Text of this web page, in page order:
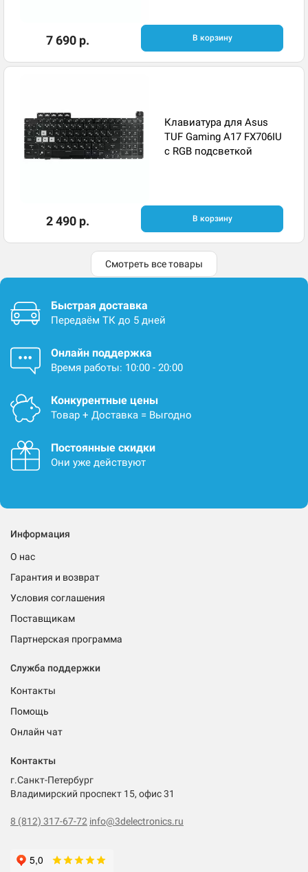
7 690 р. В корзину
Клавиатура для Asus
TUF Gaming A17 FX706IU
с RGB подсветкой
2 490 р. В корзину
Смотреть все товары
Быстрая доставка
Передаём ТК до 5 дней
Онлайн поддержка
Время работы: 10:00 - 20:00
Конкурентные цены
Товар + Доставка = Выгодно
Постоянные скидки
Они уже действуют
Информация
О нас
Гарантия и возврат
Условия соглашения
Поставщикам
Партнерская программа
Служба поддержки
Контакты
Помощь
Онлайн чат
Контакты
г.Санкт-Петербург
Владимирский проспект 15, офис 31
8 (812) 317-67-72 info@3delectronics.ru